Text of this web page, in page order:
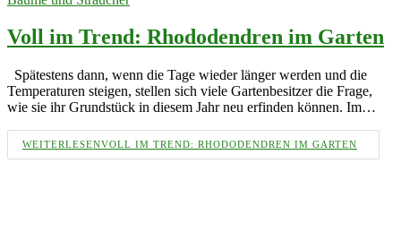
Voll im Trend: Rhododendren im Garten
Spätestens dann, wenn die Tage wieder länger werden und die
Temperaturen steigen, stellen sich viele Gartenbesitzer die Frage,
wie sie ihr Grundstück in diesem Jahr neu erfinden können. Im…
WEITERLESENVOLL IM TREND: RHODODENDREN IM GARTEN